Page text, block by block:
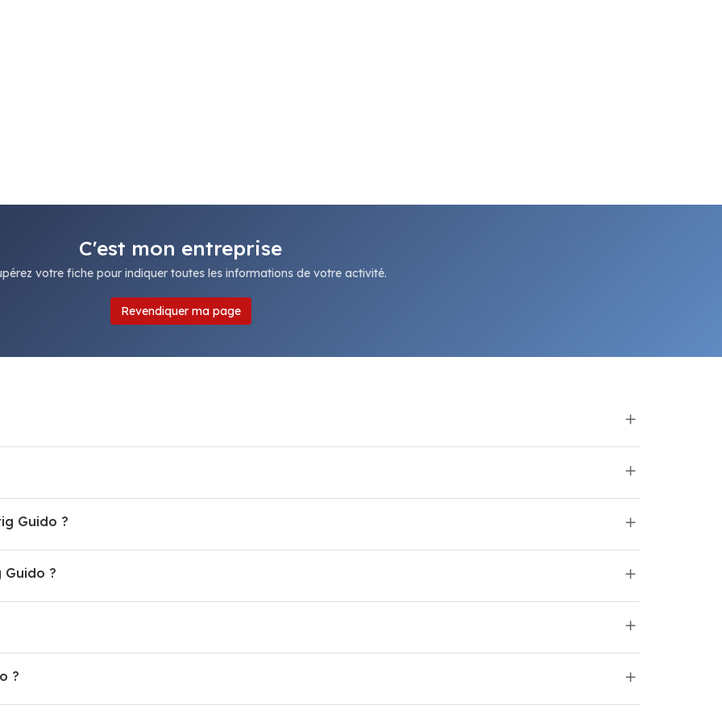
C'est mon entreprise
votre fiche pour indiquer toutes les informations de votre activité.
Revendiquer ma page
Guido ?
Guido ?
?